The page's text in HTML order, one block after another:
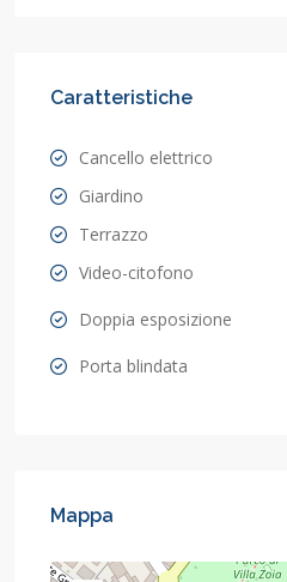
Caratteristiche
Cancello elettrico
Giardino
Terrazzo
Video-citofono
Doppia esposizione
Porta blindata
Mappa